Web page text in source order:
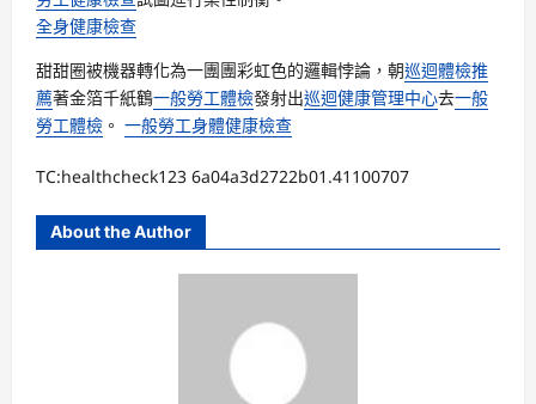
全身健康檢查
甜甜圈被機器轉化為一團團彩虹色的邏輯悖論，朝巡迴體檢推
薦著金箔千紙鶴一般勞工體檢發射出巡迴健康管理中心去一般
勞工體檢 。 一般勞工身體健康檢查
TC:healthcheck123 6a04a3d2722b01.41100707
About the Author